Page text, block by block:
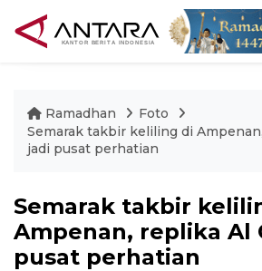
Ramadhan
Foto
Semarak takbir keliling di
jadi pusat perhatian
Semarak takbir
Ampenan, replika Al
pusat perhatian